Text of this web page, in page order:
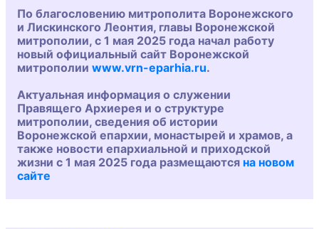
По благословению митрополита Воронежского
и Лискинского Леонтия, главы Воронежской
митрополии, с 1 мая 2025 года начал работу
новый официальный сайт Воронежской
митрополии www.vrn-eparhia.ru.
Актуальная информация о служении
Правящего Архиерея и о структуре
митрополии, сведения об истории
Воронежской епархии, монастырей и храмов, а
также новости епархиальной и приходской
жизни с 1 мая 2025 года размещаются на новом
сайте